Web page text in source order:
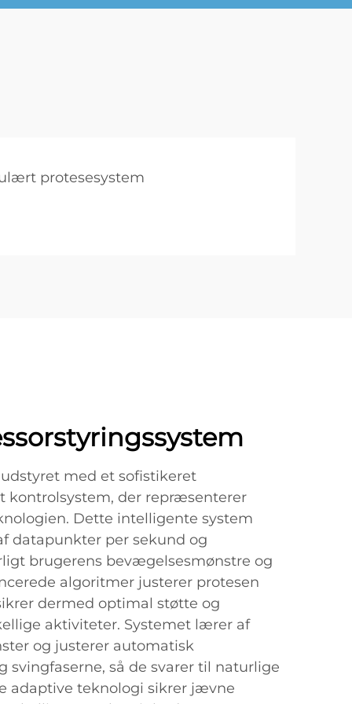
protesesystem
med et sofistikeret
kontrolsystem, der repræsenterer
Dette intelligente system
datapunkter per sekund og
brugerens bevægelsesmønstre og
algoritmer justerer protesen
dermed optimal støtte og
aktiviteter. Systemet lærer af
og justerer automatisk
svingfaserne, så de svarer til naturlige
adaptive teknologi sikrer jævne